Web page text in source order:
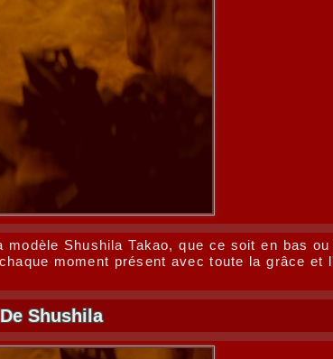
Shushila Takao, que ce soit en bas
moment présent avec toute la grâce et
Shushila